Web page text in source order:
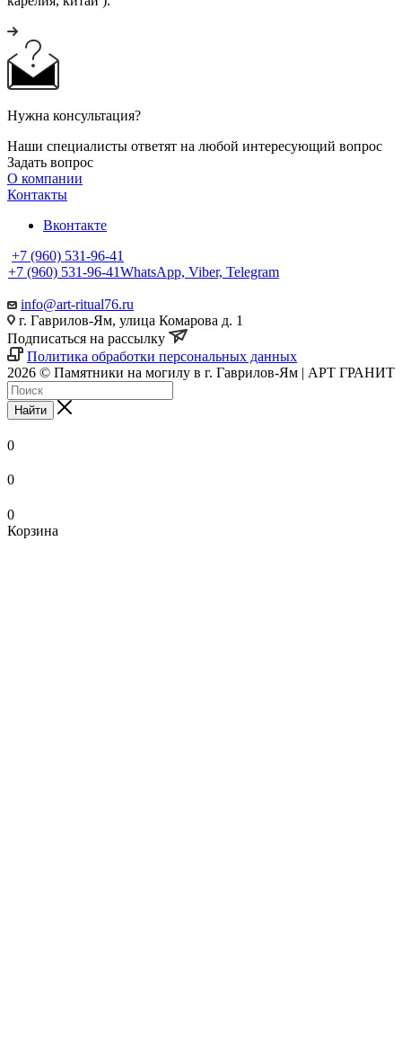
Нужна консультация?
Наши специалисты ответят на любой интересующий вопрос
Задать вопрос
О компании
Контакты
Вконтакте
+7 (960) 531-96-41
+7 (960) 531-96-41WhatsApp, Viber, Telegram
info@art-ritual76.ru
г. Гаврилов-Ям, улица Комарова д. 1
Подписаться на рассылку
Политика обработки персональных данных
2026 © Памятники на могилу в г. Гаврилов-Ям | АРТ ГРАНИТ
Найти
0
0
0
Корзина